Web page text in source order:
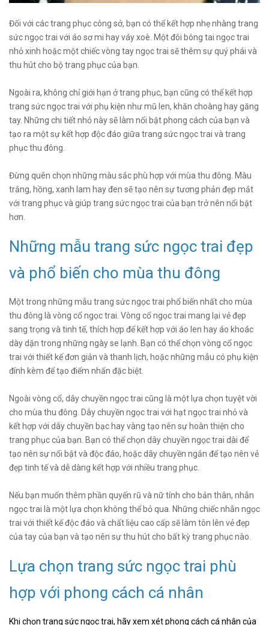
Đối với các trang phục công sở, bạn có thể kết hợp nhẹ nhàng trang
sức ngọc trai với áo sơ mi hay váy xoè. Một đôi bông tai ngọc trai
nhỏ xinh hoặc một chiếc vòng tay ngọc trai sẽ thêm sự quý phái và
thu hút cho bộ trang phục của bạn.
Ngoài ra, không chỉ giới hạn ở trang phục, bạn cũng có thể kết hợp
trang sức ngọc trai với phụ kiện như mũ len, khăn choàng hay găng
tay. Những chi tiết nhỏ này sẽ làm nổi bật phong cách của bạn và
tạo ra một sự kết hợp độc đáo giữa trang sức ngọc trai và trang
phục thu đông.
Đừng quên chọn những màu sắc phù hợp với mùa thu đông. Màu
trắng, hồng, xanh lam hay đen sẽ tạo nên sự tương phản đẹp mắt
với trang phục và giúp trang sức ngọc trai của bạn trở nên nổi bật
hơn.
Những mẫu trang sức ngọc trai đẹp
và phổ biến cho mùa thu đông
Một trong những mẫu trang sức ngọc trai phổ biến nhất cho mùa
thu đông là vòng cổ ngọc trai. Vòng cổ ngọc trai mang lại vẻ đẹp
sang trọng và tinh tế, thích hợp để kết hợp với áo len hay áo khoác
dày dặn trong những ngày se lạnh. Bạn có thể chọn vòng cổ ngọc
trai với thiết kế đơn giản và thanh lịch, hoặc những mẫu có phụ kiện
đính kèm để tạo điểm nhấn đặc biệt.
Ngoài vòng cổ, dây chuyền ngọc trai cũng là một lựa chọn tuyệt vời
cho mùa thu đông. Dây chuyền ngọc trai với hạt ngọc trai nhỏ và
kết hợp với dây chuyền bạc hay vàng tạo nên sự hoàn thiện cho
trang phục của bạn. Bạn có thể chọn dây chuyền ngọc trai dài để
tạo nên sự nổi bật và độc đáo, hoặc dây chuyền ngắn để tạo nên vẻ
đẹp tinh tế và dễ dàng kết hợp với nhiều trang phục.
Nếu bạn muốn thêm phần quyến rũ và nữ tính cho bản thân, nhẫn
ngọc trai là một lựa chọn không thể bỏ qua. Những chiếc nhẫn ngọc
trai với thiết kế độc đáo và chất liệu cao cấp sẽ làm tôn lên vẻ đẹp
của tay của bạn và tạo nên sự thu hút cho bất kỳ trang phục nào.
Lựa chọn trang sức ngọc trai phù
hợp với phong cách cá nhân
Khi chọn trang sức ngọc trai, hãy xem xét phong cách cá nhân của